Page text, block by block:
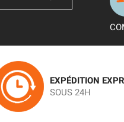
EXPÉDITION
SOUS 24H